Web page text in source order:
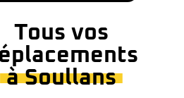
Tous vos
à Soullans